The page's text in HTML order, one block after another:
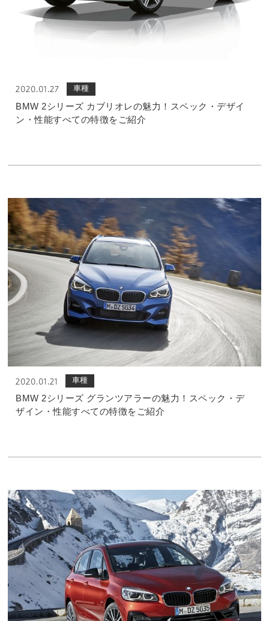
2020.01.27 車種
BMW 2シリーズ カブリオレの魅力！スペック・デザイ
ン・性能すべての特徴をご紹介
2020.01.21 車種
BMW 2シリーズ グランツアラーの魅力！スペック・デ
ザイン・性能すべての特徴をご紹介